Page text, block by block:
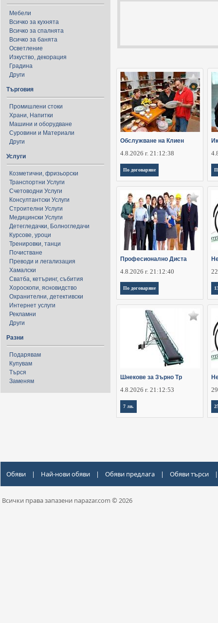
Мебели
Всичко за кухнята
Всичко за спалнята
Всичко за банята
Осветление
Изкуство, декорация
Градина
Други
Търговия
Промишлени стоки
Храни, Напитки
Машини и оборудване
Суровини и Материали
Други
Услуги
Козметични, фризьорски
Транспортни Услуги
Счетоводни Услуги
Консултантски Услуги
Строителни Услуги
Медицински Услуги
Детегледачки, Болногледачи
Курсове, уроци
Тренировки, танци
Почистване
Преводи и легализация
Хамалски
Сватба, кетъринг, събития
Хороскопи, ясновидство
Охранителни, детективски
Интернет услуги
Рекламни
Други
Разни
Подарявам
Купувам
Търся
Заменям
Обслужване на Клиен
4.8.2026 г. 21:12:38
По договаряне
Професионално Диста
4.8.2026 г. 21:12:40
По договаряне
Шнекове за Зърно Тр
4.8.2026 г. 21:12:53
7 лв.
Обяви | Най-нови обяви | Обяви предлага | Обяви търси |
Всички права запазени napazar.com © 2026